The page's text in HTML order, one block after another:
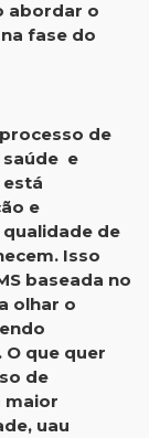
abordar o
fase do
de
saúde e
e
de
Isso
baseada no
olhar o
que quer
de
maior
uau